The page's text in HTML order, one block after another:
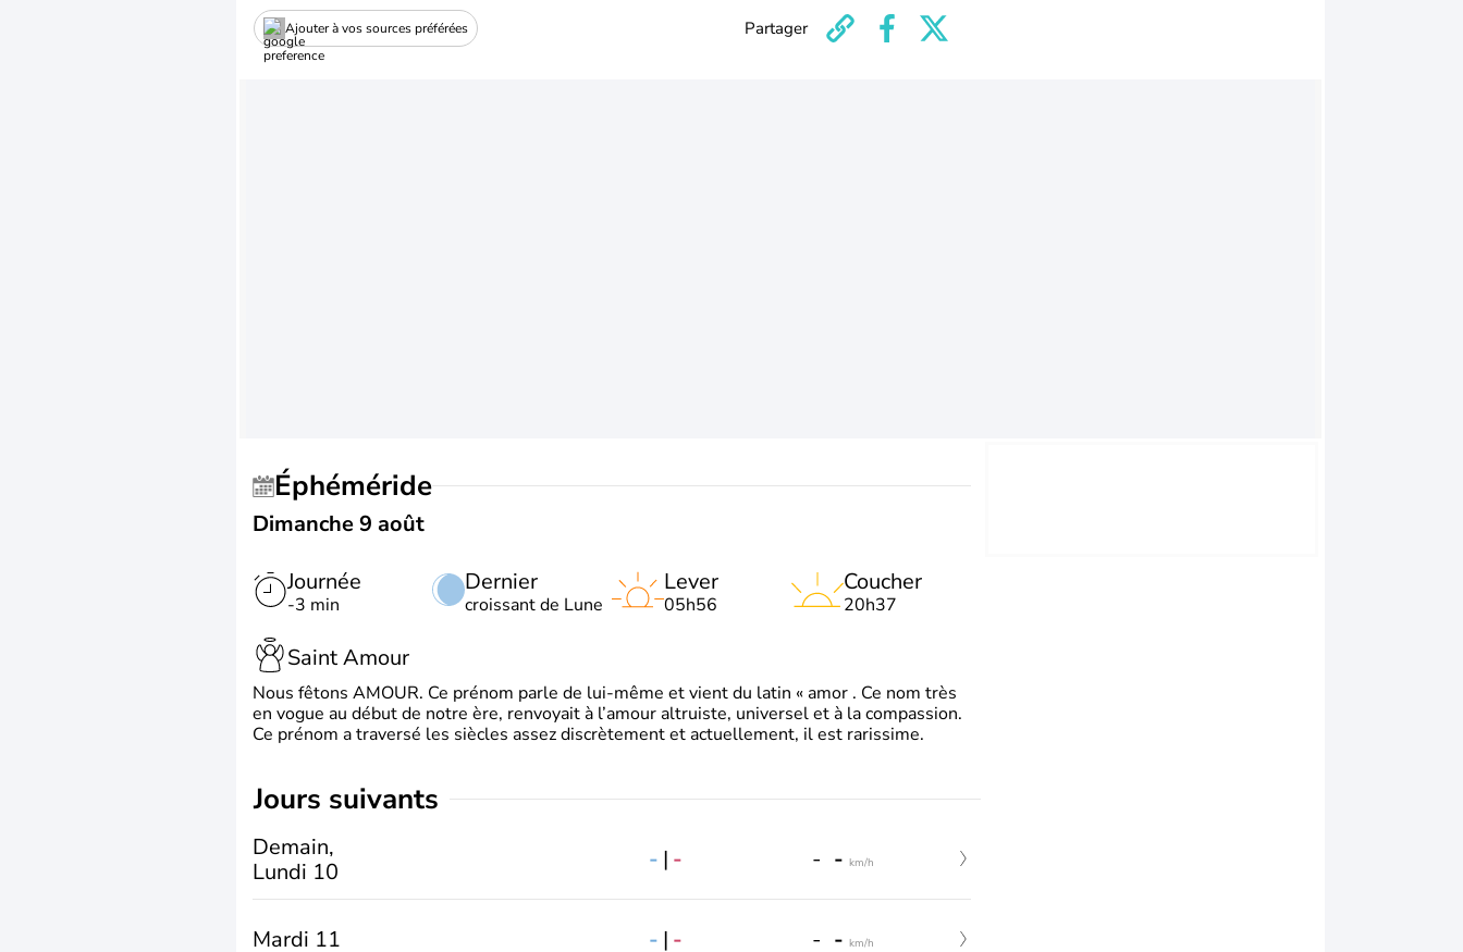
Ajouter à vos sources préférées Partager
Éphéméride
Dimanche 9 août
Journée
-3 min
Dernier
croissant de Lune
Lever
05h56
Coucher
20h37
Saint Amour
Nous fêtons AMOUR. Ce prénom parle de lui-même et vient du latin « amor . Ce nom très
en vogue au début de notre ère, renvoyait à l’amour altruiste, universel et à la compassion.
Ce prénom a traversé les siècles assez discrètement et actuellement, il est rarissime.
jours suivants
Demain,
Lundi 10
- | - - - km/h
Mardi 11 - | - - - km/h